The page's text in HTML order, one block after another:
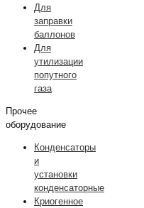
Для
заправки
баллонов
Для
утилизации
попутного
газа
Прочее
оборудование
Конденсаторы
и
установки
конденсаторные
Криогенное